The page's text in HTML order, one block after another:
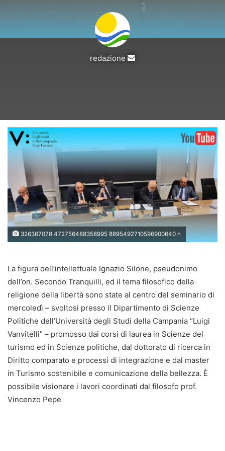
redazione
Invia
326367078 472756488358995 8895492710596900640 n
La figura dell’intellettuale Ignazio Silone, pseudonimo
dell’on. Secondo Tranquilli, ed il tema filosofico della
religione della libertà sono state al centro del seminario di
mercoledì – svoltosi presso il Dipartimento di Scienze
Politiche dell’Università degli Studi della Campania “Luigi
Vanvitelli” – promosso dai corsi di laurea in Scienze del
turismo ed in Scienze politiche, dal dottorato di ricerca in
Diritto comparato e processi di integrazione e dal master
in Turismo sostenibile e comunicazione della bellezza. È
possibile visionare i lavori coordinati dal filosofo prof.
Vincenzo Pepe